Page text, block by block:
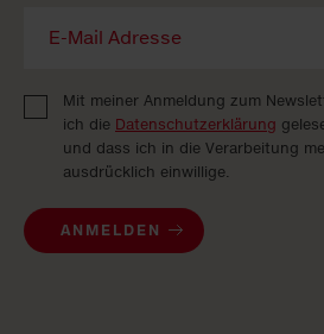
Mit meiner Anmeldung zum
ich die Datenschutzerklärung
und dass ich in die Verarbeitung
ausdrücklich einwillige.
ANMELDEN